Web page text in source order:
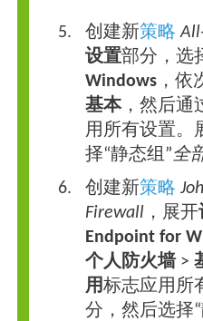
创建新策略
设置部分，选
Windows ，依
基本，然后通
用所有设置。
择“静态组”全
创建新策略
Firewall ，展开
Endpoint for
个人防火墙>
用标志应用所
分，然后选择